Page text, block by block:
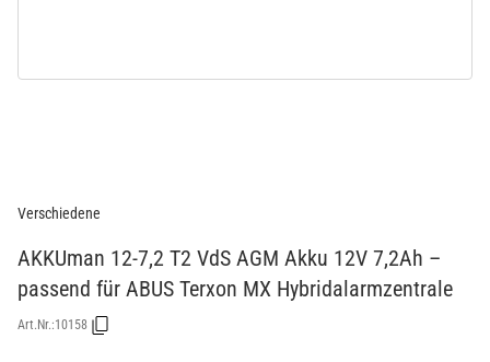
Verschiedene
AKKUman 12-7,2 T2 VdS AGM Akku 12V 7,2Ah –
passend für ABUS Terxon MX Hybridalarmzentrale
Art.Nr.:10158